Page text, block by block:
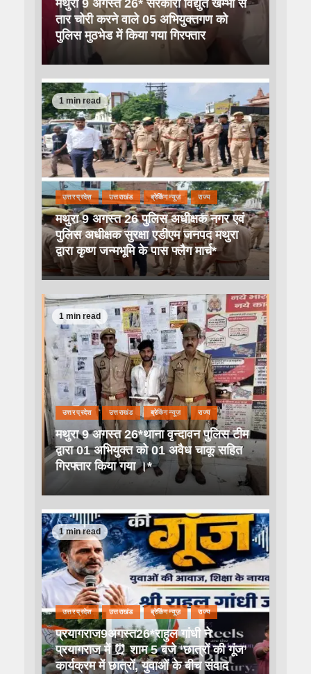
मथुरा 9 अगस्त 26* सरकारी विद्युत खम्भों से
तार चोरी करने वाले 05 अभियुक्तगण को
पुलिस मुठभेड में किया गया गिरफ्तार
1 min read
उत्तर प्रदेश उत्तराखंड ब्रेकिंग न्यूज़ राज्य
मथुरा 9 अगस्त 26 पुलिस अधीक्षक नगर एवं
पुलिस अधीक्षक सुरक्षा एडीएम जनपद मथुरा
द्वारा कृष्ण जन्मभूमि के पास फ्लैग मार्च*
1 min read
उत्तर प्रदेश उत्तराखंड ब्रेकिंग न्यूज़ राज्य
मथुरा 9 अगस्त 26*थाना वृन्दावन पुलिस टीम
द्वारा 01 अभियुक्त को 01 अवैध चाकू सहित
गिरफ्तार किया गया ।*
1 min read
उत्तर प्रदेश उत्तराखंड ब्रेकिंग न्यूज़ राज्य
प्रयागराज9अगस्त26*राहुल गांधी ने
प्रयागराज में ⏰ शाम 5 बजे ‘छात्रों की गूंज’
कार्यक्रम में छात्रों, युवाओं के बीच संवाद